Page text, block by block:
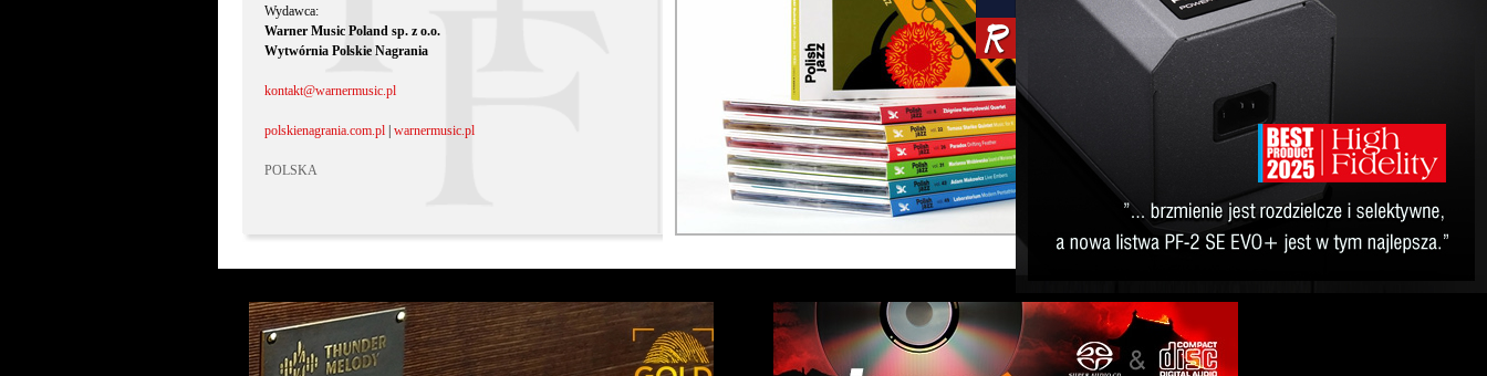
Wydawca:
Warner Music Poland sp. z o.o.
Wytwórnia Polskie Nagrania
kontakt@warnermusic.pl
polskienagrania.com.pl warnermusic.pl
POLSKA